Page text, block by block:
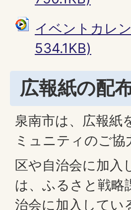
イベントカレ
534.1KB)
広報紙の配
泉南市は、広報紙
ミュニティのご
区や自治会に加入
は、ふるさと戦略
治会に加入してい